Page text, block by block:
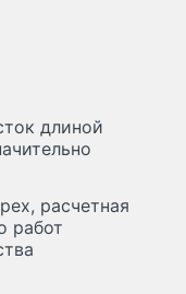
длиной
расчетная
работ